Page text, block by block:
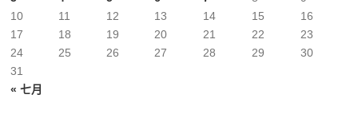
« 七月
10
11 12 13 14 15
16
17
18 19 20 21 22
23
24
25 26 27 28 29
30
31